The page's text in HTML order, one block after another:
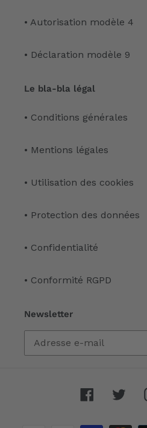
• Autorisation modèle 4
• Déclaration modèle 9
Le bla-bla légal
• Conditions générales
• Mentions légales
• Utilisation des cookies
• Protection des données
• Confidentialité
• Conformité RGPD
Newsletter
Facebook